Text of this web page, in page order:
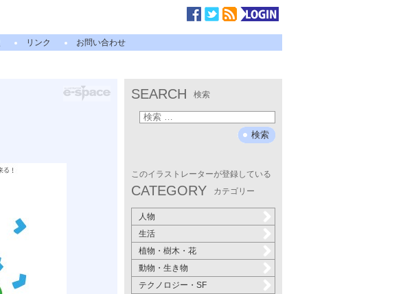
リンク お問い合わせ
SEARCH 検索
このイラストレーターが登録している
CATEGORY カテゴリー
人物
生活
植物・樹木・花
動物・生き物
テクノロジー・SF